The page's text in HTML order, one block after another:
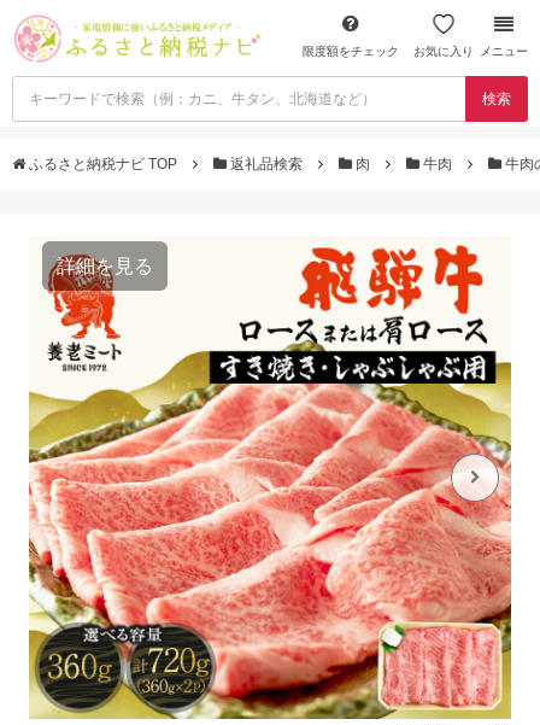
限度額をチェック お気に入り メニュー
検索
ふるさと納税ナビ TOP 返礼品検索 肉 牛肉 牛肉
詳細を見る